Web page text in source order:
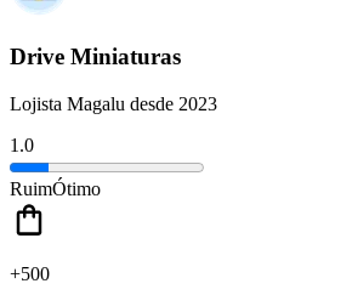
Drive Miniaturas
Lojista Magalu desde 2023
1.0
RuimÓtimo
+500